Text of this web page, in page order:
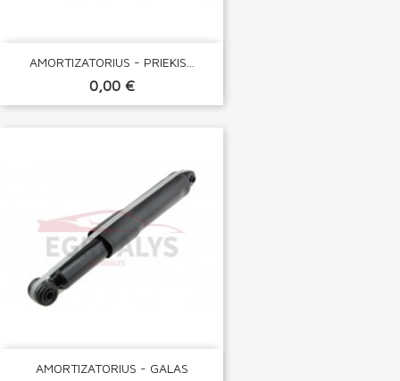
AMORTIZATORIUS - PRIEKIS...
0,00 €
AMORTIZATORIUS - GALAS